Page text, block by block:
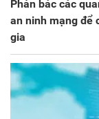
Phản bác các
an ninh mạng để
gia